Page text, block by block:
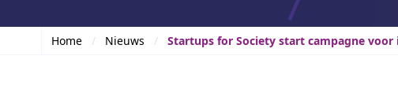
Home Nieuws Startups for Society start campagne